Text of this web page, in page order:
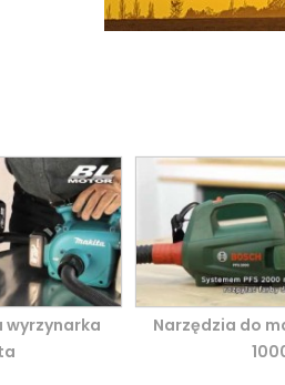
Narzędzia do